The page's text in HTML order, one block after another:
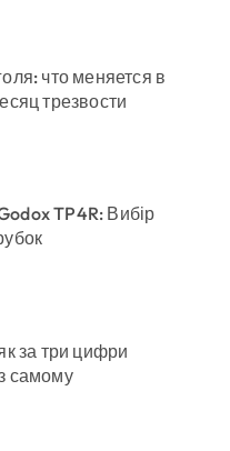
что меняется в
трезвости
TP4R: Вибір
за три цифри
самому